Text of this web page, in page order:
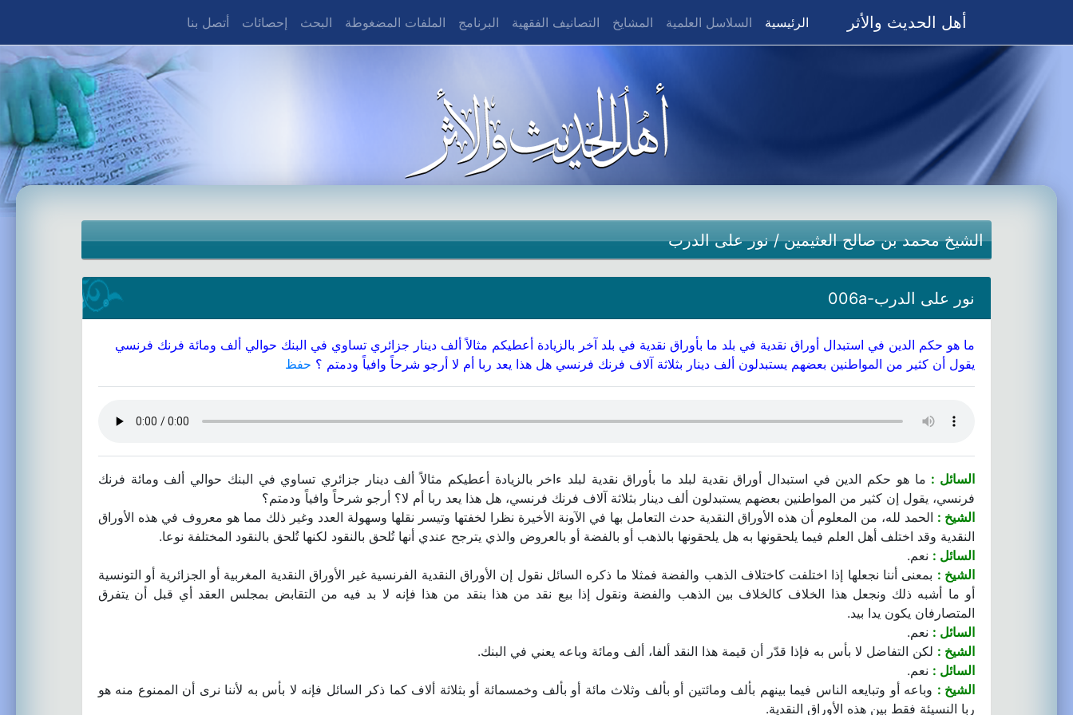
أهل الحديث والأثر الرئيسية السلاسل العلمية المشايخ التصانيف الفقهية البرنامج الملفات المضغوطة البحث إحصائات أتصل بنا
الشيخ محمد بن صالح العثيمين/نور على الدرب
نور على الدرب-006a
ما هو حكم الدين في استبدال أوراق نقدية في بلد ما بأوراق نقدية في بلد آخر بالزيادة أعطيكم مثالاً ألف دينار جزائري تساوي في البنك حوالي ألف ومائة فرنك فرنسي
يقول أن كثير من المواطنين بعضهم يستبدلون ألف دينار بثلاثة آلاف فرنك فرنسي هل هذا يعد ربا أم لا أرجو شرحاً وافياً ودمتم ؟ حفظ
السائل : ما هو حكم الدين في استبدال أوراق نقدية لبلد ما بأوراق نقدية لبلد ءاخر بالزيادة أعطيكم مثالاً ألف دينار جزائري تساوي في البنك حوالي ألف ومائة فرنك
فرنسي، يقول إن كثير من المواطنين بعضهم يستبدلون ألف دينار بثلاثة آلاف فرنك فرنسي، هل هذا يعد ربا أم لا؟ أرجو شرحاً وافياً ودمتم؟
الشيخ : الحمد لله، من المعلوم أن هذه الأوراق النقدية حدث التعامل بها في الآونة الأخيرة نظرا لخفتها وتيسر نقلها وسهولة العدد وغير ذلك مما هو معروف في هذه الأوراق
النقدية وقد اختلف أهل العلم فيما يلحقونها به هل يلحقونها بالذهب أو بالفضة أو بالعروض والذي يترجح عندي أنها تُلحق بالنقود لكنها تُلحق بالنقود المختلفة نوعا.
السائل : نعم.
الشيخ : بمعنى أننا نجعلها إذا اختلفت كاختلاف الذهب والفضة فمثلا ما ذكره السائل نقول إن الأوراق النقدية الفرنسية غير الأوراق النقدية المغربية أو الجزائرية أو التونسية
أو ما أشبه ذلك ونجعل هذا الخلاف كالخلاف بين الذهب والفضة ونقول إذا بيع نقد من هذا بنقد من هذا فإنه لا بد فيه من التقابض بمجلس العقد أي قبل أن يتفرق
المتصارفان يكون يدا بيد.
السائل : نعم.
الشيخ : لكن التفاضل لا بأس به فإذا قدّر أن قيمة هذا النقد ألفا، ألف ومائة وباعه يعني في البنك.
السائل : نعم.
الشيخ : وباعه أو وتبايعه الناس فيما بينهم بألف ومائتين أو بألف وثلاث مائة أو بألف وخمسمائة أو بثلاثة ألاف كما ذكر السائل فإنه لا بأس به لأننا نرى أن الممنوع منه هو
ربا النسيئة فقط بين هذه الأوراق النقدية.